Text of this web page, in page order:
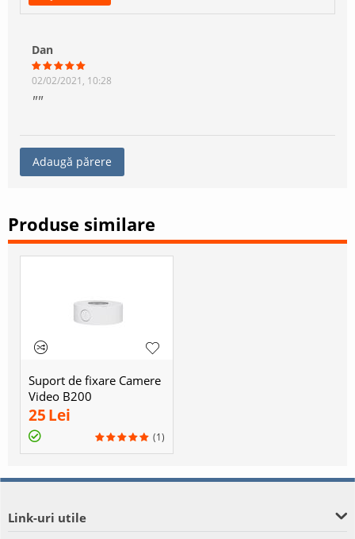
Dan
02/02/2021, 10:28
Adaugă părere
Produse similare
Suport de fixare Camere
Video B200
25Lei
(1)
Link-uri utile